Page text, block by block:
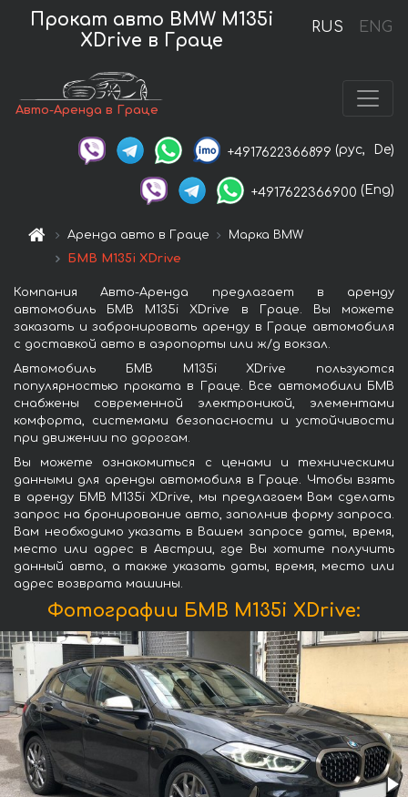
RUS ENG
Прокат авто BMW M135i
XDrive в Граце
Авто-Аренда в Граце
+4917622366899 (рус, De)
+4917622366900 (Eng)
Аренда авто в Граце
Марка BMW
БМВ M135i XDrive
Компания Авто-Аренда предлагает в аренду
автомобиль БМВ M135i XDrive в Граце. Вы можете
заказать и забронировать аренду в Граце автомобиля
с доставкой авто в аэропорты или ж/д вокзал.
Автомобиль БМВ M135i XDrive пользуются
популярностью проката в Граце. Все автомобили БМВ
снабжены современной электроникой, элементами
комфорта, системами безопасности и устойчивости
при движении по дорогам.
Вы можете ознакомиться с ценами и техническими
данными для аренды автомобиля в Граце. Чтобы взять
в аренду БМВ M135i XDrive, мы предлагаем Вам сделать
запрос на бронирование авто, заполнив форму запроса.
Вам необходимо указать в Вашем запросе даты, время,
место или адрес в Австрии, где Вы хотите получить
данный авто, а также указать даты, время, место или
адрес возврата машины.
Фотографии БМВ M135i XDrive: